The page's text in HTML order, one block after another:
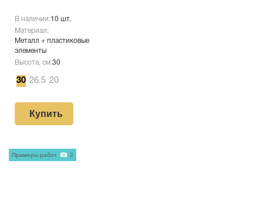
В наличии:10 шт.
Материал:
Металл + пластиковые
элементы
Высота, см:30
30 26.5 20
Купить
Примеры работ 2